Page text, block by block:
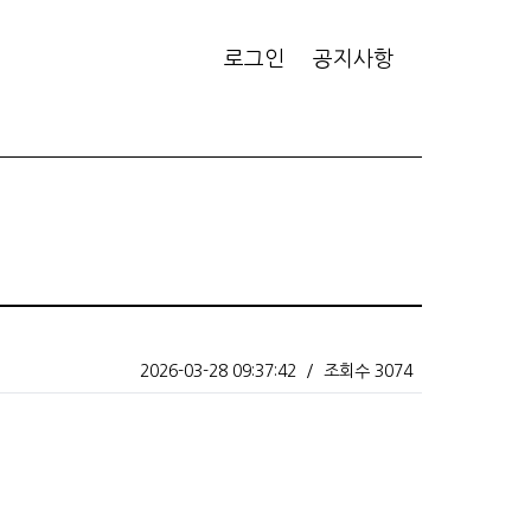
로그인 공지사항
2026-03-28 09:37:42 / 조회수 3074